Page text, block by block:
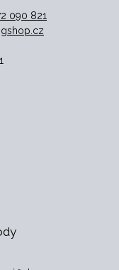
090 821